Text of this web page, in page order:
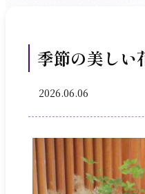
季節の美しい
2026.06.06